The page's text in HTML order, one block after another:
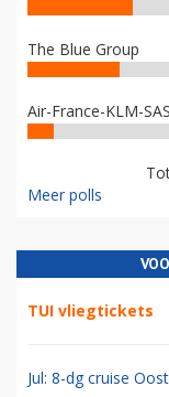
The Blue Group
Air-France-KLM-
Meer polls
TUI vliegtickets
Jul: 8-dg cruise